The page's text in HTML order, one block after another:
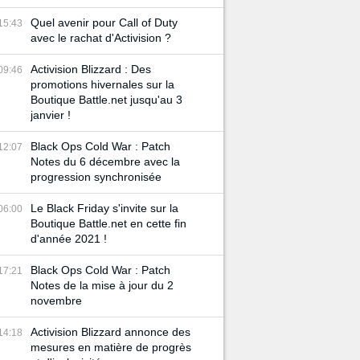
Quel avenir pour Call of Duty
avec le rachat d'Activision ?
Activision Blizzard : Des
promotions hivernales sur la
Boutique Battle.net jusqu'au 3
janvier !
Black Ops Cold War : Patch
Notes du 6 décembre avec la
progression synchronisée
Le Black Friday s'invite sur la
Boutique Battle.net en cette fin
d'année 2021 !
Black Ops Cold War : Patch
Notes de la mise à jour du 2
novembre
Activision Blizzard annonce des
mesures en matière de progrès